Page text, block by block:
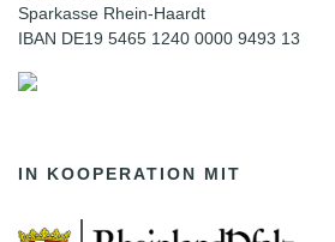
Sparkasse Rhein-Haardt
IBAN DE19 5465 1240 0000 9493 13
IN KOOPERATION MIT